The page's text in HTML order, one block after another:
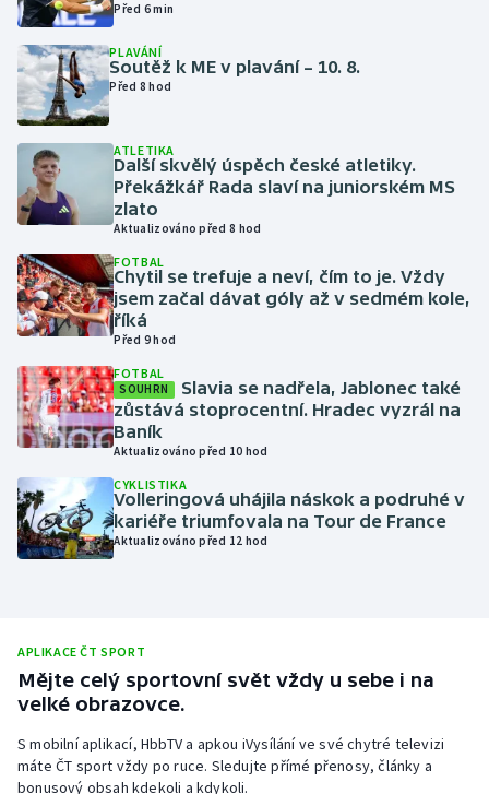
Golf
Gymnastika
Házená
Jezdectví
Krasobruslení
Lezení
Lyže a snowboard
Moderní pětiboj
Motorsport
Olympijské hry
Plavání
Plážový volejbal
Ragby
Před 6 min
PLAVÁNÍ
Soutěž k ME v plavání – 10. 8.
Před 8 hod
ATLETIKA
Další skvělý úspěch české atletiky.
Překážkář Rada slaví na juniorském MS
zlato
Aktualizováno před 8 hod
FOTBAL
Chytil se trefuje a neví, čím to je. Vždy
jsem začal dávat góly až v sedmém kole,
říká
Před 9 hod
FOTBAL
SOUHRN
Slavia se nadřela, Jablonec také
zůstává stoprocentní. Hradec vyzrál na
Baník
Aktualizováno před 10 hod
CYKLISTIKA
Volleringová uhájila náskok a podruhé v
kariéře triumfovala na Tour de France
Aktualizováno před 12 hod
APLIKACE ČT SPORT
Mějte celý sportovní svět vždy u sebe i na
velké obrazovce.
S mobilní aplikací, HbbTV a apkou iVysílání ve své chytré televizi
máte ČT sport vždy po ruce. Sledujte přímé přenosy, články a
bonusový obsah kdekoli a kdykoli.